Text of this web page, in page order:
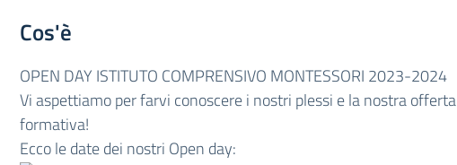
Cos'è
OPEN DAY ISTITUTO COMPRENSIVO MONTESSORI 2023-2024
Vi aspettiamo per farvi conoscere i nostri plessi e la nostra offerta
formativa!
Ecco le date dei nostri Open day: